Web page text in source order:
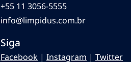
+55 11 3056-5555
info@limpidus.com.br
Siga
Facebook | Instagram | Twitter